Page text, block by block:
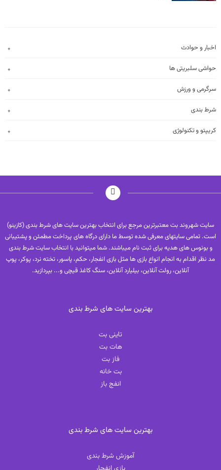
اخبار و حوادث
حواشی سلبریتی ها
سرگرمی و ورزش
شرط بندی
کریپتو و تکنولوژی
سایت شهروند بت معتبرترین مرجع برای انتخاب بهترین سایت های شرط بندی (کازینو)
است. تمامی سایتهای معرفی شده توسط ما دارای درگاه های پرداخت مطمئن و پشتیبانی
و بونوس های هدیه برای ثبت نام میباشند. شما میتوانید با انتخاب سایت شرط بندی
مد نظر اقدام به انجام انواع بازی ها مثل بازی انفجار، حکم، پاسور، تخته نرد، پوکر، پوپ
آنلاین، رولت آنلاین، بیلیارد آنلاین، سنگ کاغذ قیچی و... بپردازید.
بهترین سایت های شرط بندی
تاینی بت
هات بت
فاز بت
بت خانه
انفج باز
بهترین سایت های شرط بندی
آموزش شرط بندی